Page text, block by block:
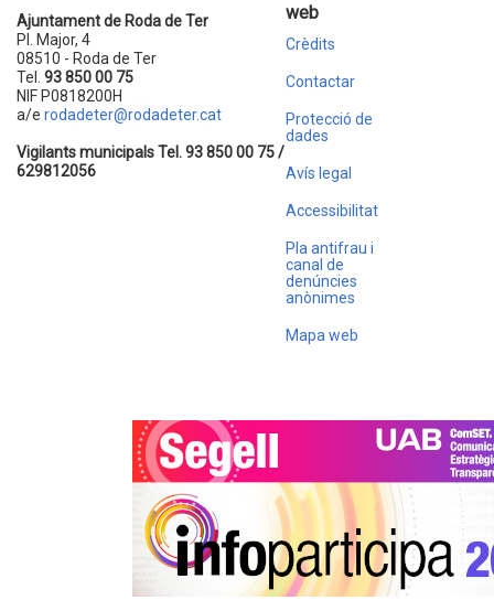
Ajuntament de Roda de Ter
Pl. Major, 4
08510 - Roda de Ter
Tel. 93 850 00 75
NIF P0818200H
a/e rodadeter@rodadeter.cat
Vigilants municipals Tel. 93 850 00 75 /
629812056
web
Crèdits
Contactar
Protecció de
dades
Avís legal
Accessibilitat
Pla antifrau i
canal de
denúncies
anònimes
Mapa web